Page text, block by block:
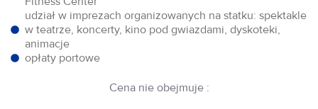
udział w imprezach organizowanych na statku: spektakle
w teatrze, koncerty, kino pod gwiazdami, dyskoteki,
animacje
opłaty portowe
Cena nie obejmuje :